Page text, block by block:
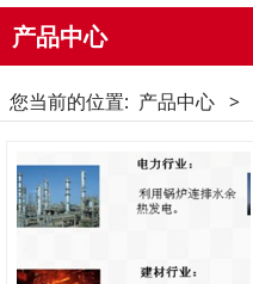
产品中心
您当前的位置: 产品中心 >